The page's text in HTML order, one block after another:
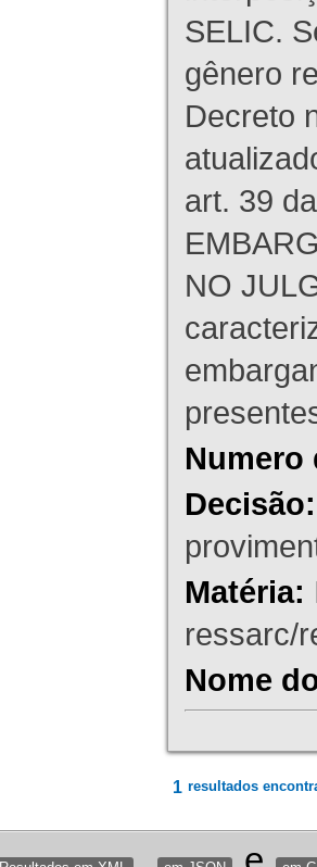
SELIC.
gênero
Decreto
art. 39
NO
Numero
Decisão:
Matéria:
ressarc/
Nome
1 resultados